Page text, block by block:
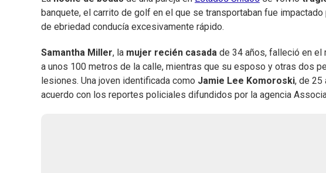
banquete, el carrito de golf en el que se transportaban fue
de ebriedad conducía excesivamente rápido.
Samantha Miller, la mujer recién casada de 34 años, falleció en el
a unos 100 metros de la calle, mientras que su esposo y otras dos
lesiones. Una joven identificada como Jamie Lee Komoroski, de 25
acuerdo con los reportes policiales difundidos por la agencia